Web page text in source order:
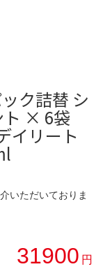
ク詰替 シ
ト × 6袋
イリート
いただいておりま
31900 円